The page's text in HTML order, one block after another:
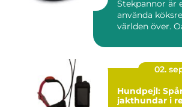
Stekpannor är
använda
världen över.
02.
Hundpejl:
jakthundar i